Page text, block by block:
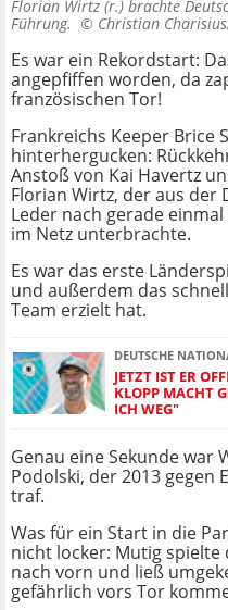
Florian Wirtz (r.) brachte
Führung. © Christian
Es war ein Rekordstart:
angepfiffen worden, da
französischen Tor!
Frankreichs Keeper Brice
hinterhergucken:
Anstoß von Kai Havertz
Florian Wirtz, der aus der
Leder nach gerade
im Netz unterbrachte.
Es war das erste
und außerdem das
Team erzielt hat.
DEUTSCHE
JETZT IST ER
KLOPP MACHT
ICH WEG"
Genau eine Sekunde war
Podolski, der 2013 gegen
traf.
Was für ein Start in die
nicht locker: Mutig spielte
nach vorn und ließ
gefährlich vors Tor